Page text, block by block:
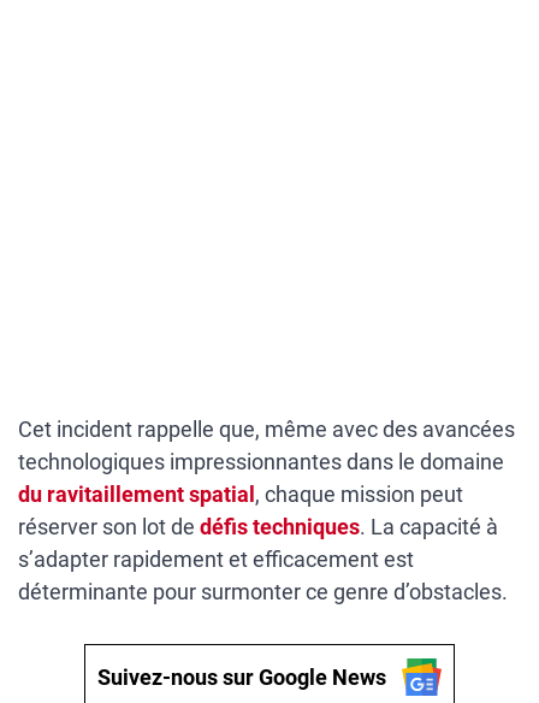
Cet incident rappelle que, même avec des avancées
technologiques impressionnantes dans le domaine
du ravitaillement spatial, chaque mission peut
réserver son lot de défis techniques. La capacité à
s’adapter rapidement et efficacement est
déterminante pour surmonter ce genre d’obstacles.
Suivez-nous sur Google News